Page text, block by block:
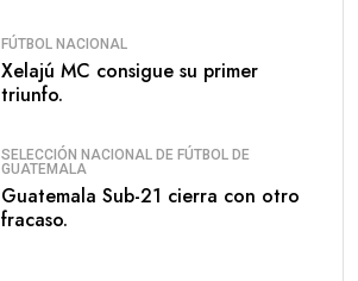
FÚTBOL NACIONAL
Xelajú MC consigue su primer
triunfo.
SELECCIÓN NACIONAL DE FÚTBOL DE
GUATEMALA
Guatemala Sub-21 cierra con otro
fracaso.